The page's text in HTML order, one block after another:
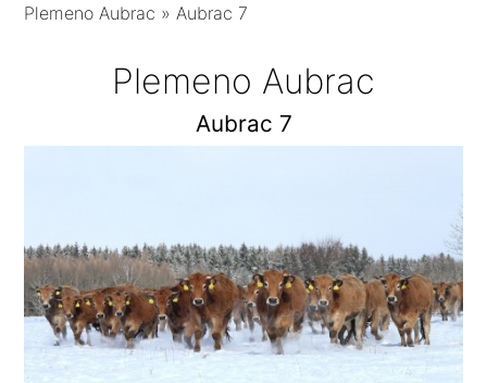
Plemeno Aubrac »Aubrac 7
Plemeno Aubrac
Aubrac 7